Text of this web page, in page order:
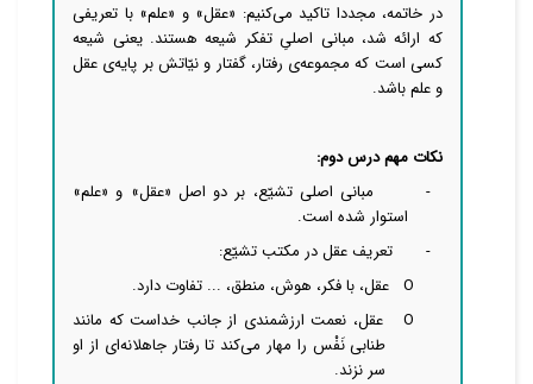
در خاتمه، مجددا تاکید می‌کنیم: «عقل» و «علم» با تعریفی
که ارائه شد، مبانی اصلیِ تفکر شیعه هستند. یعنی شیعه
کسی است که مجموعه‌ی رفتار، گفتار و نیّاتش بر پایه‌ی عقل
و علم باشد.
نکات مهم درس دوم:
-
مبانی اصلی تشیّع، بر دو اصل «عقل» و «علم»
استوار شده است.
-
تعریف عقل در مکتب تشیّع:
O عقل، با فکر، هوش، منطق، ... تفاوت دارد.
O
عقل، نعمت ارزشمندی از جانب خداست که مانند
طنابی نَفْس را مهار می‌کند تا رفتار جاهلانه‌ای از او
سر نزند.